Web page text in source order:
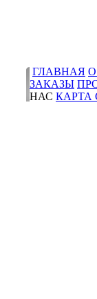
ГЛАВНАЯ
ЗАКАЗЫ
НАС КАРТА